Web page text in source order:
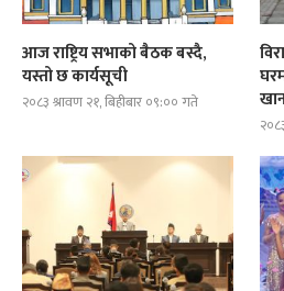
आज राष्ट्रिय सभाको बैठक बस्दै,
यस्तो छ कार्यसूची
२०८३ श्रावण २१, बिहीबार ०९:०० गते